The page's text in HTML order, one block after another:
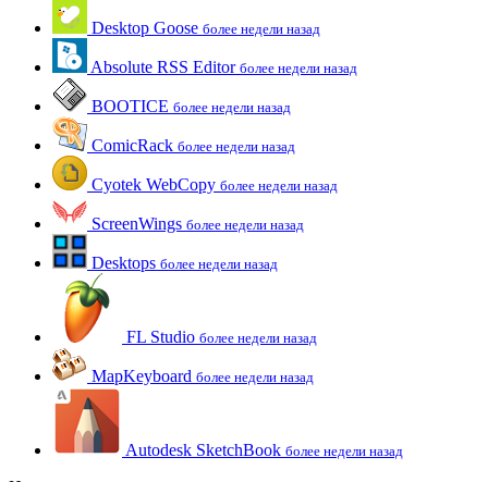
Desktop Goose более недели назад
Absolute RSS Editor более недели назад
BOOTICE более недели назад
ComicRack более недели назад
Cyotek WebCopy более недели назад
ScreenWings более недели назад
Desktops более недели назад
FL Studio более недели назад
MapKeyboard более недели назад
Autodesk SketchBook более недели назад